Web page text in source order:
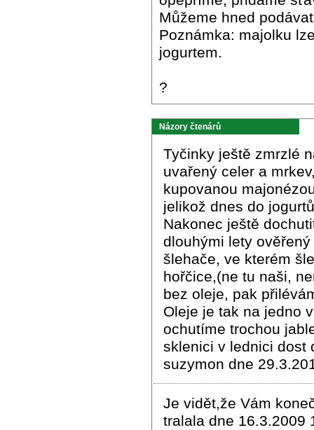
Můžeme hned
Poznámka: majolku
jogurtem.
?
Názory čtenárů
Tyčinky ještě zmrzlé
uvařený celer a
kupovanou
jelikož dnes do
Nakonec ještě
dlouhými lety
šlehače, ve kterém
hořčice,(ne tu naši,
bez oleje, pak
Oleje je tak na jedno
ochutíme trochou
sklenici v lednici dost
suzymon dne
Je vidět,že Vám
tralala dne 16.3.2009